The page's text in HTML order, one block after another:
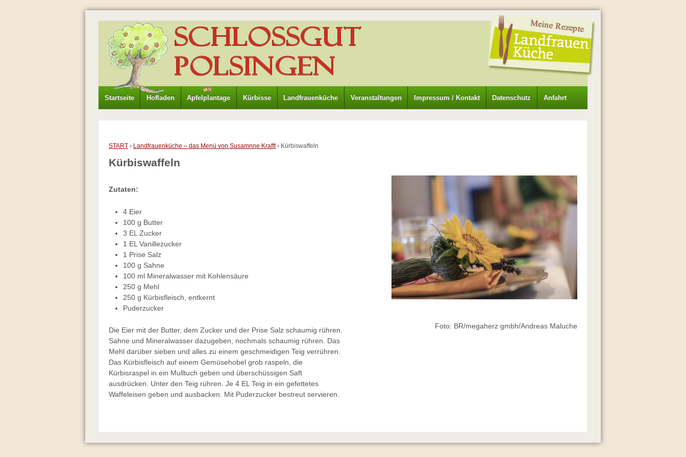
Startseite Hofladen Apfelplantage Kürbisse Landfrauenküche Veranstaltungen Impressum / Kontakt Datenschutz Anfahrt
START › Landfrauenküche – das Menü von Susamnne Krafft › Kürbiswaffeln
Kürbiswaffeln
Zutaten:
4 Eier
100 g Butter
3 EL Zucker
1 EL Vanillezucker
1 Prise Salz
100 g Sahne
100 ml Mineralwasser mit Kohlensäure
250 g Mehl
250 g Kürbisfleisch, entkernt
Puderzucker
Die Eier mit der Butter, dem Zucker und der Prise Salz schaumig rühren.
Sahne und Mineralwasser dazugeben, nochmals schaumig rühren. Das
Mehl darüber sieben und alles zu einem geschmeidigen Teig verrühren.
Das Kürbisfleisch auf einem Gemüsehobel grob raspeln, die
Kürbisraspel in ein Mulltuch geben und überschüssigen Saft
ausdrücken. Unter den Teig rühren. Je 4 EL Teig in ein gefettetes
Waffeleisen geben und ausbacken. Mit Puderzucker bestreut servieren.
Foto: BR/megaherz gmbh/Andreas Maluche